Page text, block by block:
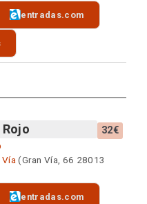
entradas.com
32€
Vía(Gran Vía, 66 28013
entradas.com